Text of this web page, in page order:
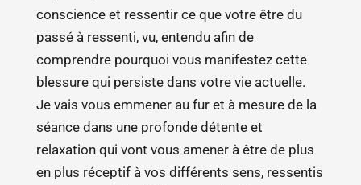
Spirituelle
ou
régression
Karmique
Harmoniser
et
guérir
conscience et ressentir ce que votre être du
passé à ressenti, vu, entendu afin de
comprendre pourquoi vous manifestez cette
blessure qui persiste dans votre vie actuelle.
Je vais vous emmener au fur et à mesure de la
séance dans une profonde détente et
relaxation qui vont vous amener à être de plus
en plus réceptif à vos différents sens, ressentis